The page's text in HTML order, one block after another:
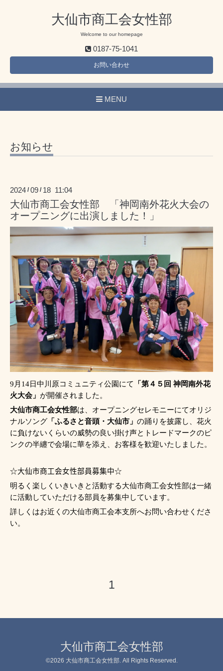
大仙市商工会女性部
Welcome to our homepage
0187-75-1041
お問い合わせ
MENU
お知らせ
2024 /09 / 18 11:04
大仙市商工会女性部 「神岡南外花火大会の
オープニングに出演しました！」
9 月 14日中川原コミュニティ公園にて
「第４５回 神岡南外花
火大会」 が開催されました。
大仙市商工会女性部は、オープニングセレモニーにてオリジ
ナルソング 「ふるさと音頭・大仙市」 の踊りを披露し、花火
に負けないくらいの威勢の良い掛け声とトレードマークのピ
ンクの半纏で会場に華を添え、お客様を歓迎いたしました。
☆大仙市商工会女性部員募集中☆
明るく楽しくいきいきと活動する大仙市商工会女性部は一緒
に活動していただける部員を募集中しています。
詳しくはお近くの大仙市商工会本支所へお問い合わせくださ
い。
1
大仙市商工会女性部
©2026 大仙市商工会女性部. All Rights Reserved.